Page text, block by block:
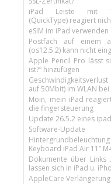
iPad Leiste mit
(QuickType) reagiert
eSIM im iPad verwenden
Postfach auf einem
(os12.5.2) kann nicht
Apple Pencil Pro lässt
ist?“ hinzufügen
auf 50Mbit) im WLAN
Moin, mein iPad
die fingersteuerung
Update 26.5.2 eines
Software-Update
Keyboard iPad Air 11’’
Dokumente über Links
lassen sich in iPad u.
AppleCare Verlängerung